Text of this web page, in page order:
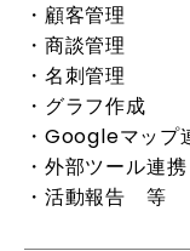
・顧客管理
・商談管理
・名刺管理
・グラフ作成
・Googleマップ
・外部ツール連携
・活動報告 等